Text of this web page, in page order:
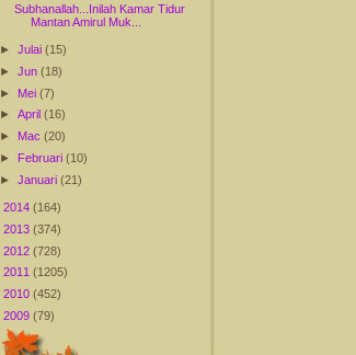
Subhanallah...Inilah Kamar Tidur
Mantan Amirul Muk...
►Julai(15)
►Jun(18)
► Mei(7)
►April(16)
► Mac(20)
► Februari(10)
►Januari(21)
2014 (164)
2013 (374)
2012 (728)
2011 (1205)
2010 (452)
2009 (79)